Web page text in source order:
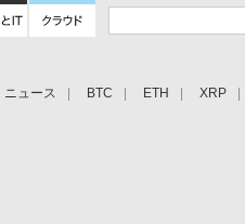
ニュース BTC ETH XRP